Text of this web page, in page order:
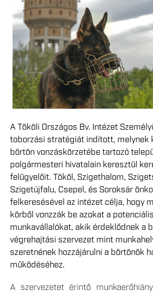
A Tököli Országos Bv. Intézet
toborzási stratégiát indított, melynek
börtön vonzáskörzetébe tartozó
polgármesteri hivatalain keresztül
felügyelőit. Tököl, Szigethalom,
Szigetújfalu, Csepel, és Soroksár
felkeresésével az intézet célja, hogy
körből vonzzák be azokat a potenciális
munkavállalókat, akik érdeklődnek a
végrehajtási szervezet mint
szeretnének hozzájárulni a börtönök
működéséhez.
A szervezetet érintő